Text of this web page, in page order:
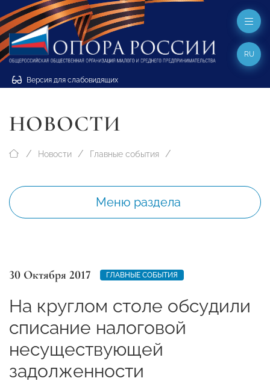
Версия для слабовидящих
RU
НОВОСТИ
Новости Главные события
Меню раздела
30 Октября 2017 ГЛАВНЫЕ СОБЫТИЯ
На круглом столе обсудили
списание налоговой
несуществующей
задолженности